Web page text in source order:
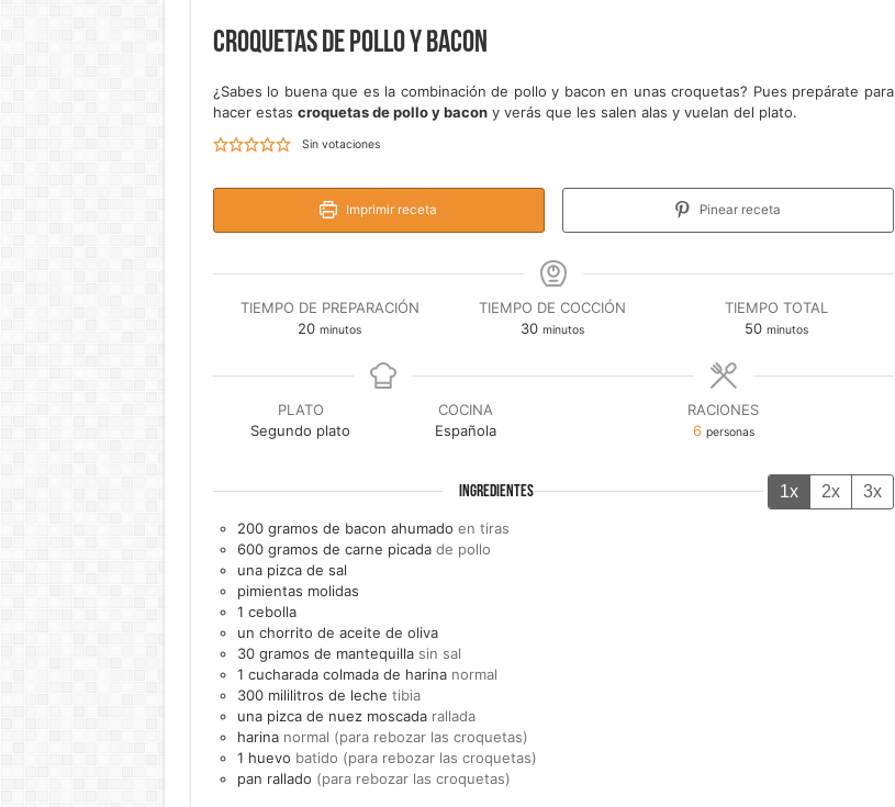
Croquetas de pollo y bacon
¿Sabes lo buena que es la combinación de pollo y bacon en unas croquetas? Pues prepárate para
hacer estas croquetas de pollo y bacony verás que les salen alas y vuelan del plato.
Sin votaciones
Imprimir receta Pinear receta
TIEMPO DE PREPARACIÓN
20minutos
minutos
TIEMPO DE COCCIÓN
30minutos
minutos
TIEMPO TOTAL
50minutos
minutos
PLATO
Segundo plato
COCINA
Española
RACIONES
6 personas
INGREDIENTES 1x 2x 3x
200 gramos de bacon ahumado en tiras
600 gramos de carne picada de pollo
una pizca de sal
pimientas molidas
1 cebolla
un chorrito de aceite de oliva
30 gramos de mantequilla sin sal
1 cucharada colmada de harina normal
300 mililitros de leche tibia
una pizca de nuez moscada rallada
harina normal (para rebozar las croquetas)
1 huevo batido (para rebozar las croquetas)
pan rallado (para rebozar las croquetas)